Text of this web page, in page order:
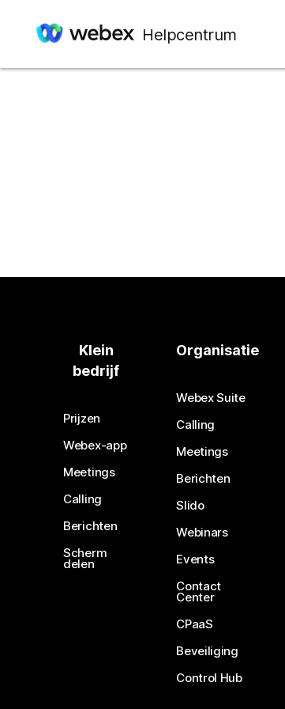
Helpcentrum
Klein
bedrijf
Prijzen
Webex-app
Meetings
Calling
Berichten
Scherm
delen
Organisatie
Webex Suite
Calling
Meetings
Berichten
Slido
Webinars
Events
Contact
Center
CPaaS
Beveiliging
Control Hub